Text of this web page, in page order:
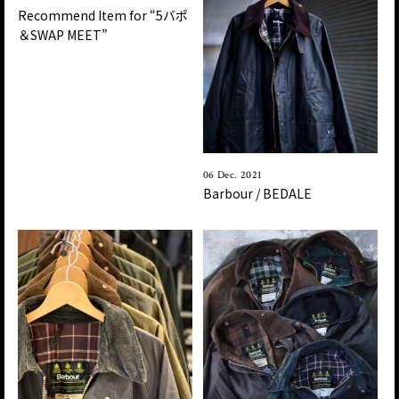
Recommend Item for “5バポ
＆SWAP MEET”
06 Dec. 2021
Barbour / BEDALE